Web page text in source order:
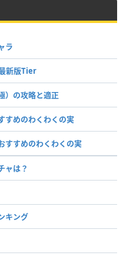
ラ
新版Tier
）の攻略と適正
すめのわくわくの実
すすめのわくわくの実
ャは？
キング